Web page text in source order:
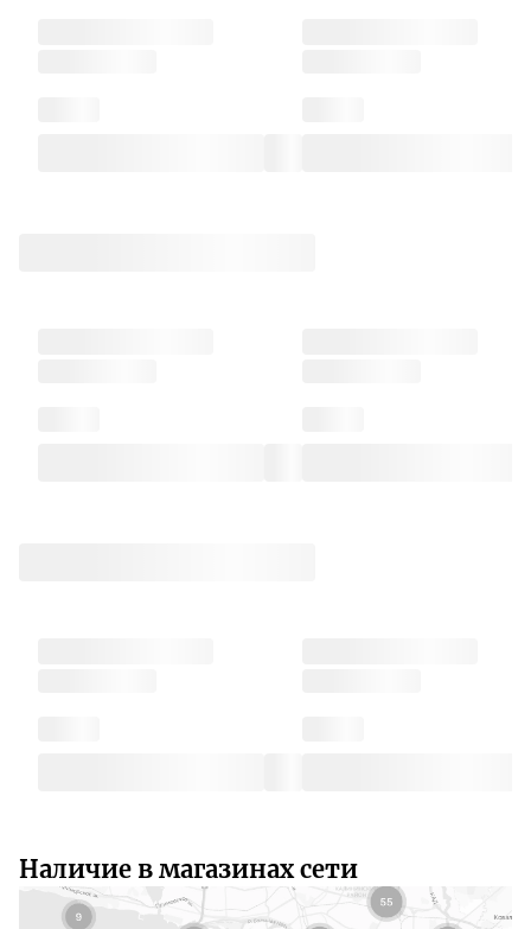
Наличие в магазинах сети